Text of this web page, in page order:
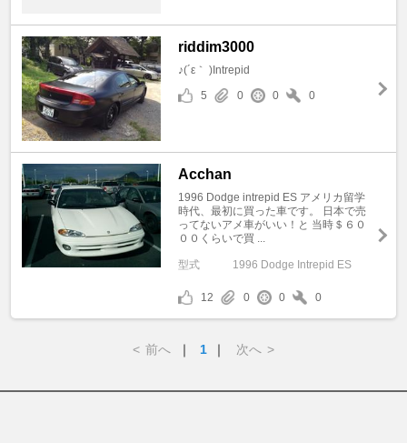
riddim3000
♪(´ε｀ )Intrepid
5
0 0 0
Acchan
1996 Dodge intrepid ES アメリカ留学
時代、最初に買った車です。 日本で売
ってないアメ車がいい！と 当時＄６０
００くらいで買 ...
型式 1996 Dodge Intrepid ES
12 0 0 0
< 前へ ｜ 1 ｜ 次へ >